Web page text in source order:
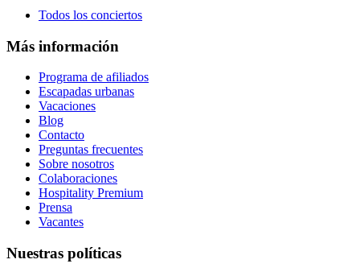
Todos los conciertos
Más información
Programa de afiliados
Escapadas urbanas
Vacaciones
Blog
Contacto
Preguntas frecuentes
Sobre nosotros
Colaboraciones
Hospitality Premium
Prensa
Vacantes
Nuestras políticas